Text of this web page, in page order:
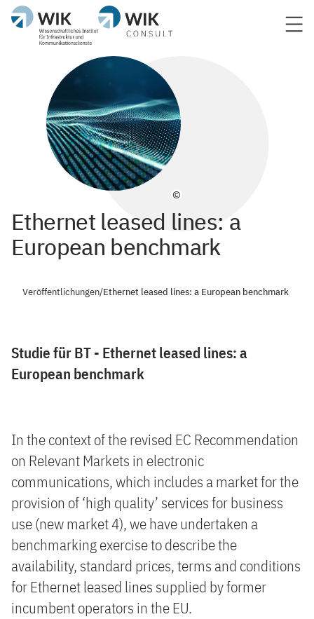
©
Ethernet leased lines: a
European benchmark
Veröffentlichungen/Ethernet leased lines: a European benchmark
Studie für BT - Ethernet leased lines: a
European benchmark
In the context of the revised EC Recommendation
on Relevant Markets in electronic
communications, which includes a market for the
provision of ‘high quality’ services for business
use (new market 4), we have undertaken a
benchmarking exercise to describe the
availability, standard prices, terms and conditions
for Ethernet leased lines supplied by former
incumbent operators in the EU.